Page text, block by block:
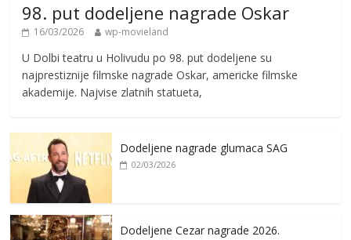
98. put dodeljene nagrade Oskar
16/03/2026 wp-movieland
U Dolbi teatru u Holivudu po 98. put dodeljene su
najprestiznije filmske nagrade Oskar, americke filmske
akademije. Najvise zlatnih statueta,
Dodeljene nagrade glumaca SAG
02/03/2026
Dodeljene Cezar nagrade 2026.